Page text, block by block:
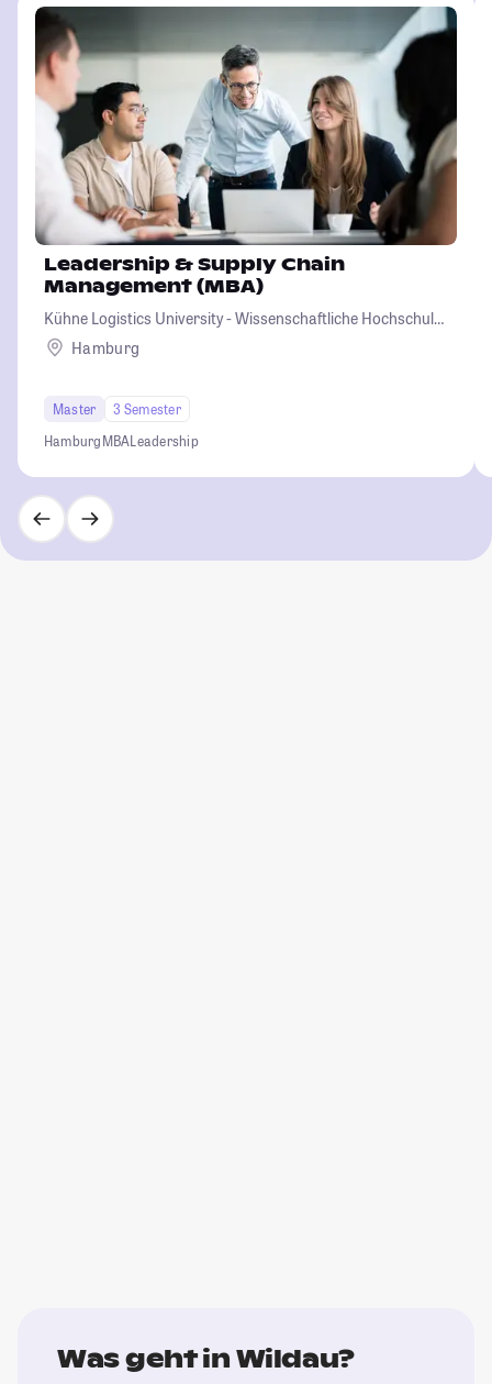
Leadership & Supply Chain
Management (MBA)
Kühne Logistics University - Wissenschaftliche Hochschule
für Logistik und Unternehmensführung
Hamburg
Master
3 Semester
HamburgMBALeadership
Was geht in Wildau?